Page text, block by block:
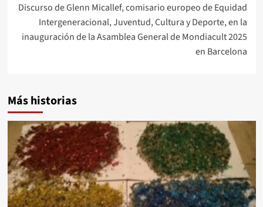
Discurso de Glenn Micallef, comisario europeo de Equidad
Intergeneracional, Juventud, Cultura y Deporte, en la
inauguración de la Asamblea General de Mondiacult 2025
en Barcelona
Más historias